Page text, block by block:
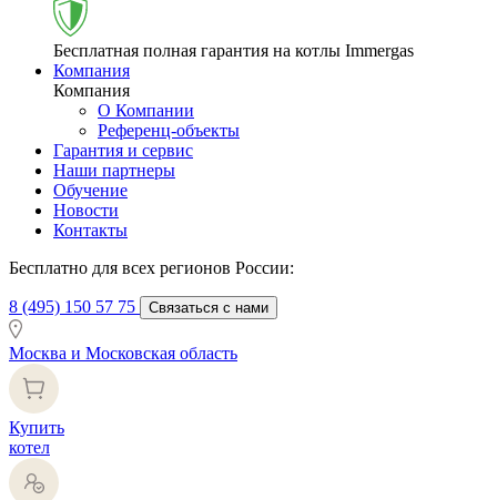
Бесплатная полная гарантия на котлы Immergas
Компания
Компания
О Компании
Референц-объекты
Гарантия и сервис
Наши партнеры
Обучение
Новости
Контакты
Бесплатно для всех регионов России:
8 (495) 150 57 75 Связаться с нами
Москва и Московская область
Купить
котел